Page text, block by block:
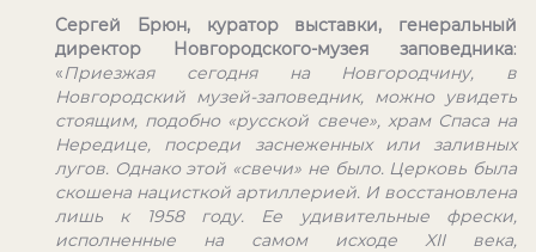
Сергей Брюн, куратор выставки, генеральный
директор Новгородского-музея заповедника:
«Приезжая сегодня на Новгородчину, в
Новгородский музей-заповедник, можно увидеть
стоящим, подобно «русской свече», храм Спаса на
Нередице, посреди заснеженных или заливных
лугов. Однако этой «свечи» не было. Церковь была
скошена нацисткой артиллерией. И восстановлена
лишь к 1958 году. Ее удивительные фрески,
исполненные на самом исходе XII века,